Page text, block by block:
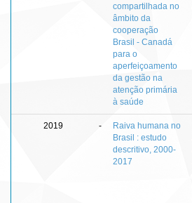
compartilhada no
âmbito da
cooperação
Brasil - Canadá
para o
aperfeiçoamento
da gestão na
atenção primária
à saúde
2019 -
Raiva humana no
Brasil : estudo
descritivo, 2000-
2017